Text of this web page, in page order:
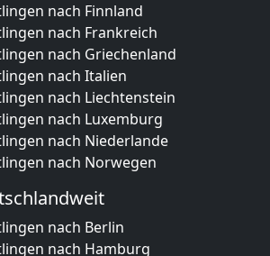
nach Finnland
nach Frankreich
nach Griechenland
nach Italien
nach Liechtenstein
nach Luxemburg
nach Niederlande
nach Norwegen
nach Berlin
nach Hamburg